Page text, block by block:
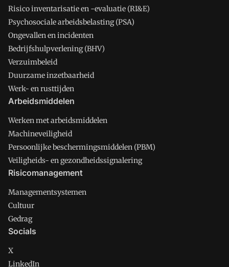
Risico inventarisatie en -evaluatie (RI&E)
Psychosociale arbeidsbelasting (PSA)
Ongevallen en incidenten
Bedrijfshulpverlening (BHV)
Verzuimbeleid
Duurzame inzetbaarheid
Werk- en rusttijden
Arbeidsmiddelen
Werken met arbeidsmiddelen
Machineveiligheid
Persoonlijke beschermingsmiddelen (PBM)
Veiligheids- en gezondheidssignalering
Risicomanagement
Managementsystemen
Cultuur
Gedrag
Socials
X
LinkedIn